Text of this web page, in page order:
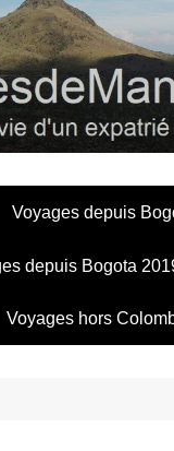
Voyages depuis
depuis Bogota
Voyages hors